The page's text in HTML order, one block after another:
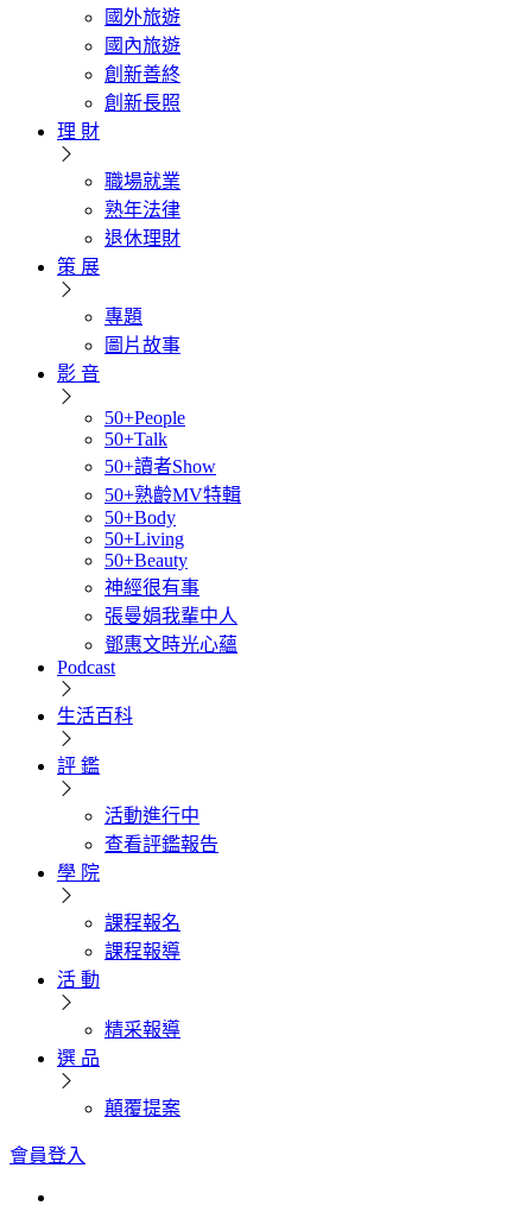
國外旅遊
國內旅遊
創新善終
創新長照
理 財
職場就業
熟年法律
退休理財
策 展
專題
圖片故事
影 音
50+People
50+Talk
50+讀者Show
50+熟齡MV特輯
50+Body
50+Living
50+Beauty
神經很有事
張曼娟我輩中人
鄧惠文時光心蘊
Podcast
生活百科
評 鑑
活動進行中
查看評鑑報告
學 院
課程報名
課程報導
活 動
精采報導
選 品
顛覆提案
會員登入